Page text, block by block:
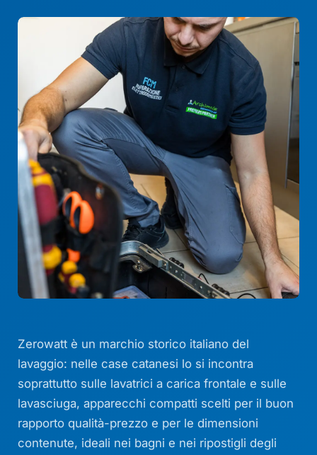
Zerowatt è un marchio storico italiano del
lavaggio: nelle case catanesi lo si incontra
soprattutto sulle lavatrici a carica frontale e sulle
lavasciuga, apparecchi compatti scelti per il buon
rapporto qualità-prezzo e per le dimensioni
contenute, ideali nei bagni e nei ripostigli degli